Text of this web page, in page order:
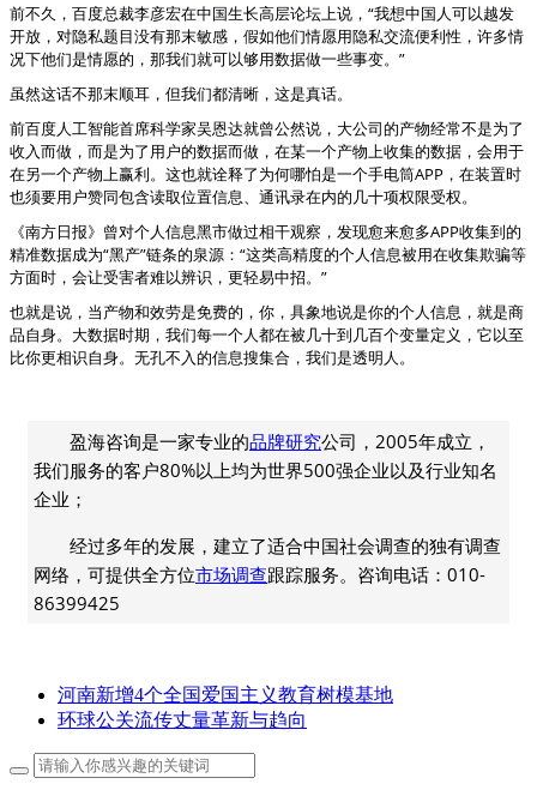
前不久，百度总裁李彦宏在中国生长高层论坛上说，“我想中国人可以越发
开放，对隐私题目没有那末敏感，假如他们情愿用隐私交流便利性，许多情
况下他们是情愿的，那我们就可以够用数据做一些事变。”
虽然这话不那末顺耳，但我们都清晰，这是真话。
前百度人工智能首席科学家吴恩达就曾公然说，大公司的产物经常不是为了
收入而做，而是为了用户的数据而做，在某一个产物上收集的数据，会用于
在另一个产物上赢利。这也就诠释了为何哪怕是一个手电筒APP，在装置时
也须要用户赞同包含读取位置信息、通讯录在内的几十项权限受权。
《南方日报》曾对个人信息黑市做过相干观察，发现愈来愈多APP收集到的
精准数据成为“黑产”链条的泉源：“这类高精度的个人信息被用在收集欺骗等
方面时，会让受害者难以辨识，更轻易中招。”
也就是说，当产物和效劳是免费的，你，具象地说是你的个人信息，就是商
品自身。大数据时期，我们每一个人都在被几十到几百个变量定义，它以至
比你更相识自身。无孔不入的信息搜集合，我们是透明人。
盈海咨询是一家专业的品牌研究公司，2005年成立，
我们服务的客户80%以上均为世界500强企业以及行业知名
企业；
经过多年的发展，建立了适合中国社会调查的独有调查
网络，可提供全方位市场调查跟踪服务。咨询电话：010-
86399425
河南新增4个全国爱国主义教育树模基地
环球公关流传丈量革新与趋向